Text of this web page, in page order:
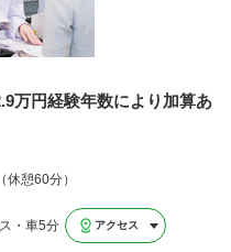
万円経験年数により加算あ
憩60分）
・車5分 アクセス